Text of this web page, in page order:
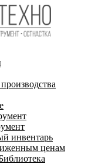
инвентарь
ценам